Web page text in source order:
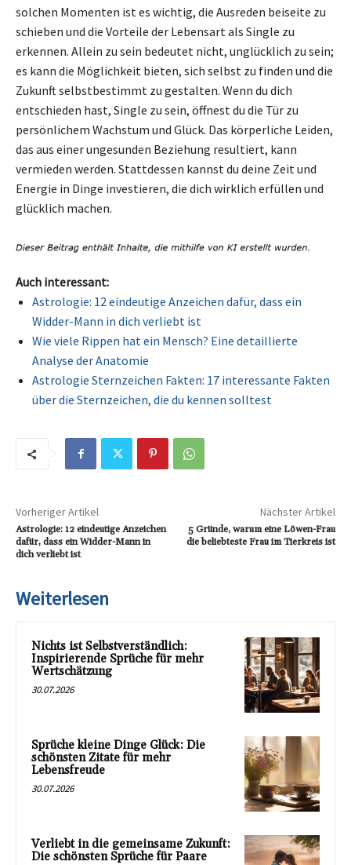
solchen Momenten ist es wichtig, die Ausreden beiseite zu
schieben und die Vorteile der Lebensart als Single zu
erkennen. Allein zu sein bedeutet nicht, unglücklich zu sein;
es kann die Möglichkeit bieten, sich selbst zu finden und die
Zukunft selbstbestimmt zu gestalten. Wenn du dich
entschieden hast, Single zu sein, öffnest du die Tür zu
persönlichem Wachstum und Glück. Das körperliche Leiden,
das aus einer ungesunden Beziehung resultiert, kann
vermieden werden. Stattdessen kannst du deine Zeit und
Energie in Dinge investieren, die dich wirklich erfüllen und
glücklich machen.
Auch interessant:
Astrologie: 12 eindeutige Anzeichen dafür, dass ein
Widder-Mann in dich verliebt ist
Wie viele Rippen hat ein Mensch? Eine detaillierte
Analyse der Anatomie
Astrologie Sternzeichen Fakten: 17 interessante Fakten
über die Sternzeichen, die du kennen solltest
Vorheriger Artikel
Astrologie: 12 eindeutige Anzeichen
dafür, dass ein Widder-Mann in
dich verliebt ist
Nächster Artikel
5 Gründe, warum eine Löwen-Frau
die beliebteste Frau im Tierkreis ist
Weiterlesen
Nichts ist Selbstverständlich:
Inspirierende Sprüche für mehr
Wertschätzung
30.07.2026
Sprüche kleine Dinge Glück: Die
schönsten Zitate für mehr
Lebensfreude
30.07.2026
Verliebt in die gemeinsame Zukunft:
Die schönsten Sprüche für Paare